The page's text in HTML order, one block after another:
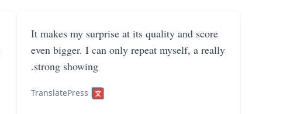
It makes my surprise at its quality and score
even bigger. I can only repeat myself, a really
strong showing.
TranslatePress